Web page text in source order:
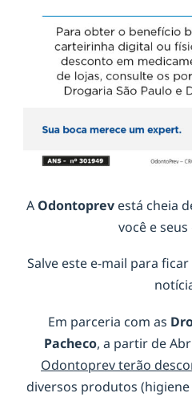
A Odontoprev está cheia
você e
Salve este e-mail para
Em parceria com as
Pacheco, a partir de
Odontoprev terão
diversos produtos